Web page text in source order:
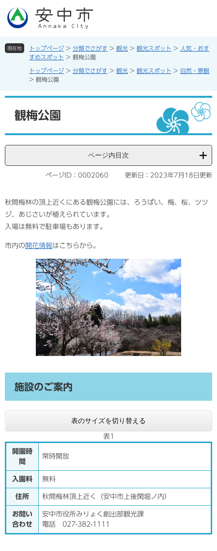
先
を
本
現在地 トップページ > 分類でさがす > 観光 > 観光スポット >
人気・おす
すめスポット > 観梅公園
トップページ > 分類でさがす > 観光 > 観光スポット > 自然・景観
> 観梅公園
観梅公園
ページ内目次
ページID：0002060 更新日：2023年7月18日更新
秋間梅林の頂上近くにある観梅公園には、ろうばい、梅、桜、ツツ
ジ、あじさいが植えられています。
入場は無料で駐車場もあります。
市内の開花情報はこちらから。
施設のご案内
表のサイズを切り替える
表1
開園時
間
常時開放
入園料 無料
住所 秋間梅林頂上近く（安中市上後閑堀ノ内）
お問い
合わせ
安中市役所みりょく創出部観光課
電話 027-382-1111